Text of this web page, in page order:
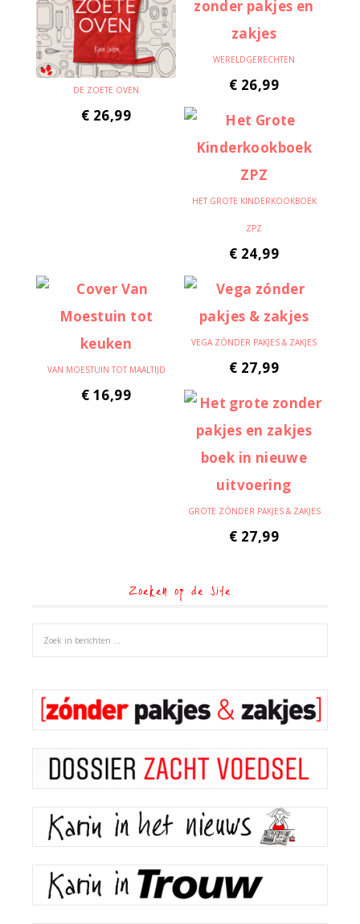
DE ZOETE OVEN
€ 26,99
WERELDGERECHTEN
€ 26,99
HET GROTE KINDERKOOKBOEK
ZPZ
€ 24,99
VAN MOESTUIN TOT MAALTIJD
€ 16,99
VEGA ZÓNDER PAKJES & ZAKJES
€ 27,99
GROTE ZÓNDER PAKJES & ZAKJES
€ 27,99
Zoeken op de site